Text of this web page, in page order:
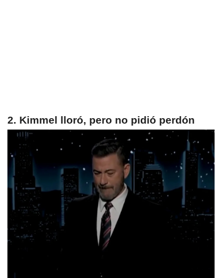
2. Kimmel lloró, pero no pidió perdón